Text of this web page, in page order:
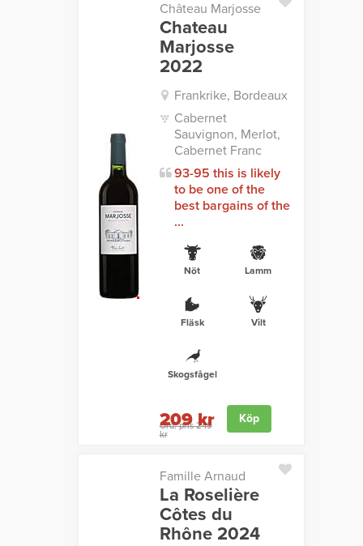
Château Marjosse
Chateau
Marjosse
2022
Frankrike, Bordeaux
Cabernet
Sauvignon, Merlot,
Cabernet Franc
93-95 this is likely
to be one of the
best bargains of the
...
Nöt Lamm
Fläsk Vilt
Skogsfågel
Ord. pris 249
kr
209 kr Köp
Famille Arnaud
La Roselière
Côtes du
Rhône 2024